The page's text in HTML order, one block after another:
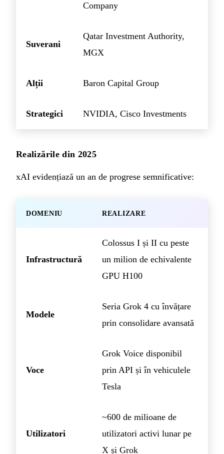
Company
Suverani
Qatar Investment Authority,
MGX
Alții Baron Capital Group
Strategici NVIDIA, Cisco Investments
Realizările din 2025
xAI evidențiază un an de progrese semnificative:
DOMENIU REALIZARE
Infrastructură
Colossus I și II cu peste
un milion de echivalente
GPU H100
Modele
Seria Grok 4 cu învățare
prin consolidare avansată
Voce
Grok Voice disponibil
prin API și în vehiculele
Tesla
Utilizatori
~600 de milioane de
utilizatori activi lunar pe
X și Grok